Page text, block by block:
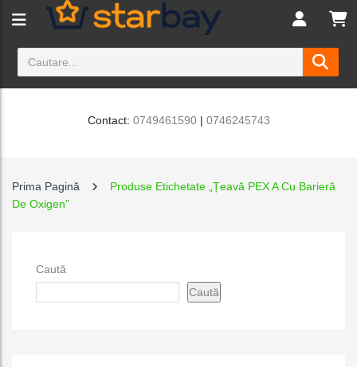
Contact: 0749461590| 0746245743
Prima Pagină
Produse Etichetate „Țeavă PEX A Cu Barieră
De Oxigen”
Caută
Caută